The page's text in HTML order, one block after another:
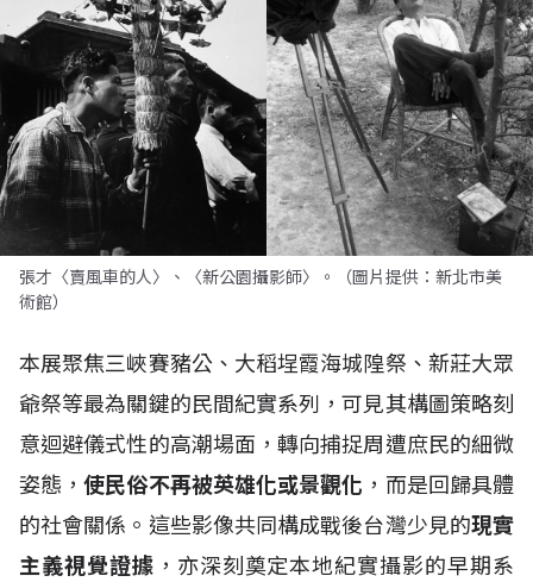
張才〈賣風車的人〉、〈新公園攝影師〉。（圖片提供：新北市美
術館）
本展聚焦三峽賽豬公、大稻埕霞海城隍祭、新莊大眾
爺祭等最為關鍵的民間紀實系列，可見其構圖策略刻
意迴避儀式性的高潮場面，轉向捕捉周遭庶民的細微
姿態，使民俗不再被英雄化或景觀化 ，而是回歸具體
的社會關係。這些影像共同構成戰後台灣少見的現實
主義視覺證據 ，亦深刻奠定本地紀實攝影的早期系